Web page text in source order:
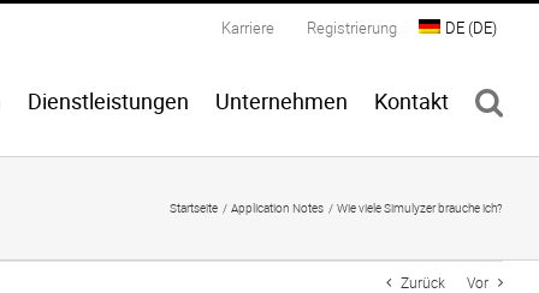
Karriere Registrierung DE (DE)
Dienstleistungen Unternehmen Kontakt
Startseite Application Notes Wie viele Simulyzer brauche ich?
Zurück Vor